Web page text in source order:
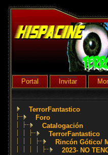
Portal Invitar
TerrorFantastico
Foro
Catalogación
TerrorFantastico
Rincón Gótico/
2023- NO